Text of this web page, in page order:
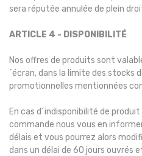
sera réputée annulée de plein
ARTICLE 4 - DISPONIBILITÉ
Nos offres de produits sont
´écran, dans la limite des stocks
promotionnelles mentionnées
En cas d´indisponibilité de
commande nous vous en
délais et vous pourrez alors
dans un délai de 60 jours ouvrés